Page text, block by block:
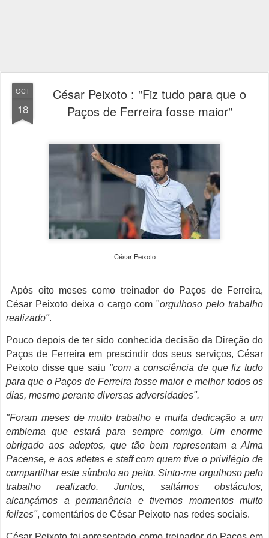
OCT
18
César Peixoto : "Fiz tudo para que o
Paços de Ferreira fosse maior"
César Peixoto
Após oito meses como treinador do Paços de Ferreira,
César Peixoto deixa o cargo com "orgulhoso pelo trabalho
realizado".
Pouco depois de ter sido conhecida decisão da Direção do
Paços de Ferreira em prescindir dos seus serviços, César
Peixoto disse que saiu "com a consciência de que fiz tudo
para que o Paços de Ferreira fosse maior e melhor todos os
dias, mesmo perante diversas adversidades".
"Foram meses de muito trabalho e muita dedicação a um
emblema que estará para sempre comigo. Um enorme
obrigado aos adeptos, que tão bem representam a Alma
Pacense, e aos atletas e staff com quem tive o privilégio de
compartilhar este símbolo ao peito. Sinto-me orgulhoso pelo
trabalho realizado. Juntos, saltámos obstáculos,
alcançámos a permanência e tivemos momentos muito
felizes", comentários de César Peixoto nas redes sociais.